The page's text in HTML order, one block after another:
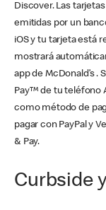
Discover. Las
emitidas por un
iOS y tu tarjeta está
mostrará
app de McDonald’s .
Pay™ de tu teléfono
como método de
pagar con PayPal y
& Pay.
Curbside